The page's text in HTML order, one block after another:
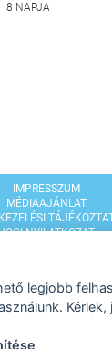
8 NAPJA
IMPRESSZUM
MÉDIAAJÁNLAT
NYILATKOZAT
legjobb
Kérlek,